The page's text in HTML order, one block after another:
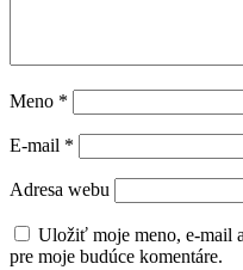
Meno *
E-mail *
Adresa webu
Uložiť moje meno, e-mail
pre moje budúce komentáre.